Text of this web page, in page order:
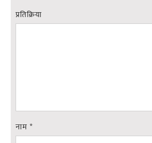
प्रतिक्रिया
नाम *